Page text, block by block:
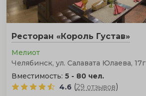
Ресторан «Король Густав»
Мелиот
Челябинск, ул. Салавата Юлаева, 17г
Вместимость: 5 - 80 чел.
4.6 (29 отзывов)